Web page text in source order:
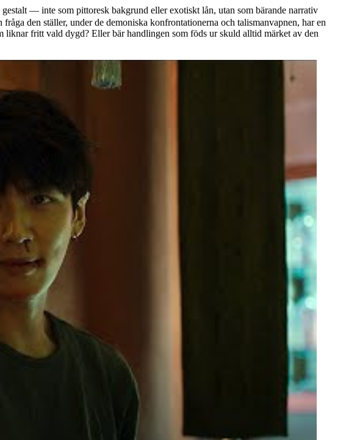
— inte som pittoresk bakgrund eller exotiskt lån, utan som bärande narrativ
den ställer, under de demoniska konfrontationerna och talismanvapnen, har en
fritt vald dygd? Eller bär handlingen som föds ur skuld alltid märket av den